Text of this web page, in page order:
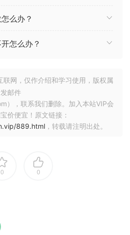
么办？
怎么办？
联网，仅作介绍和学习使用，版权属
邮件
），联系我们删除。加入本站VIP会
价便宜！原文链接：
889.html ，转载请注明出处。
0 0